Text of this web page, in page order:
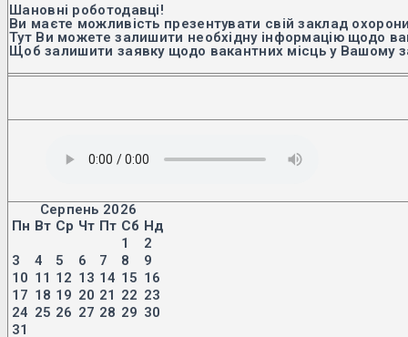
Шановні роботодавці!
Ви маєте можливість презентувати свій заклад
Тут Ви можете залишити необхідну інформацію щодо
Щоб залишити заявку щодо вакантних місць у Вашому
Серпень 2026
Пн Вт Ср Чт Пт Сб Нд
1
2
3
4 5 6 7 8
9
10 11 12 13 14 15 16
17 18 19 20 21 22 23
24 25 26 27 28 29 30
31